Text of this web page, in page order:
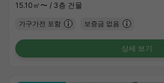
15.10㎡〜 / 3층 건물
가구가전 포함 보증금 없음
상세 보기